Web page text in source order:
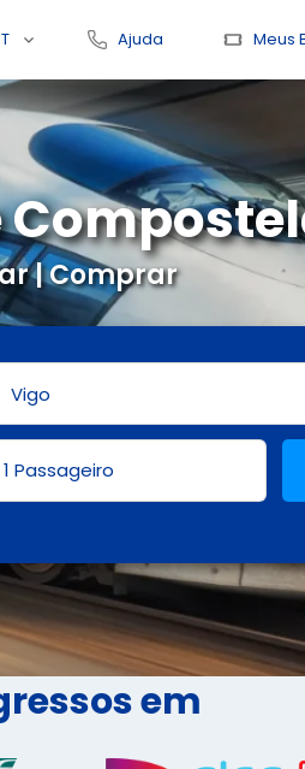
Ajuda Meus
| Comprar
em